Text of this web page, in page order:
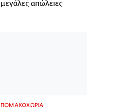
μεγάλες απώλειες
ΠΟΜΑΚΟΧΩΡΙΑ